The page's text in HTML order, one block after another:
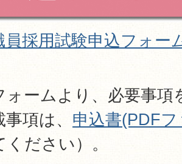
員採用試験申込フォー
ォームより、必要事項
事項は、 申込書(PDF
ください）。